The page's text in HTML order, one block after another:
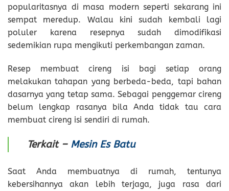
popularitasnya di masa modern seperti sekarang ini
sempat meredup. Walau kini sudah kembali lagi
poluler karena resepnya sudah dimodifikasi
sedemikian rupa mengikuti perkembangan zaman.
Resep membuat cireng isi bagi setiap orang
melakukan tahapan yang berbeda-beda, tapi bahan
dasarnya yang tetap sama. Sebagai penggemar cireng
belum lengkap rasanya bila Anda tidak tau cara
membuat cireng isi sendiri di rumah.
Terkait – Mesin Es Batu
Saat Anda membuatnya di rumah, tentunya
kebersihannya akan lebih terjaga, juga rasa dari